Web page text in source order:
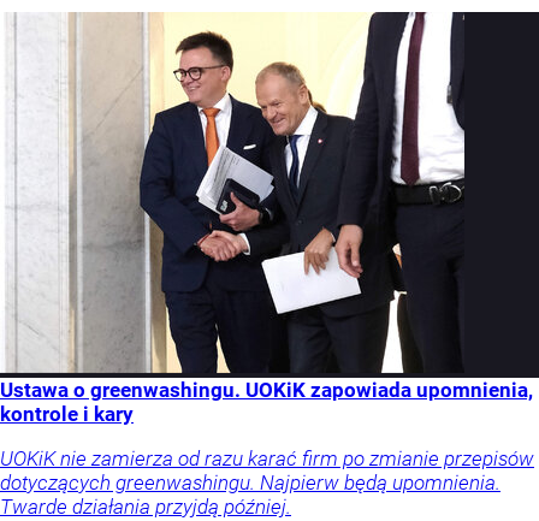
Ustawa o greenwashingu. UOKiK zapowiada upomnienia,
kontrole i kary
UOKiK nie zamierza od razu karać firm po zmianie przepisów
dotyczących greenwashingu. Najpierw będą upomnienia.
Twarde działania przyjdą później.